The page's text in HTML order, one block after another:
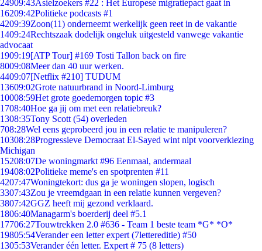
24909:43Asielzoekers #22 : Het Europese migratiepact gaat in
16209:42Politieke podcasts #1
4209:39Zoon(11) onderneemt werkelijk geen reet in de vakantie
1409:24Rechtszaak dodelijk ongeluk uitgesteld vanwege vakantie
advocaat
1909:19[ATP Tour] #169 Tosti Tallon back on fire
8009:08Meer dan 40 uur werken.
4409:07[Netflix #210] TUDUM
13609:02Grote natuurbrand in Noord-Limburg
10008:59Het grote goedemorgen topic #3
1708:40Hoe ga jij om met een relatiebreuk?
1308:35Tony Scott (54) overleden
708:28Wel eens geprobeerd jou in een relatie te manipuleren?
10308:28Progressieve Democraat El-Sayed wint nipt voorverkiezing
Michigan
15208:07De woningmarkt #96 Eenmaal, andermaal
19408:02Politieke meme's en spotprenten #11
4207:47Woningtekort: dus ga je woningen slopen, logisch
3307:43Zou je vreemdgaan in een relatie kunnen vergeven?
3807:42GGZ heeft mij gezond verklaard.
1806:40Managarm's boerderij deel #5.1
17706:27Touwtrekken 2.0 #636 - Team 1 beste team *G* *O*
19805:54Verander een letter expert (7lettereditie) #50
1305:53Verander één letter. Expert # 75 (8 letters)